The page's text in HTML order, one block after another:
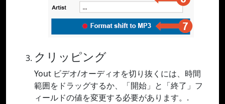
クリッピング
Yout ビデオ/オーディオを切り抜くには、時間
範囲をドラッグするか、「開始」と「終了」フ
ィールドの値を変更する必要があります。.